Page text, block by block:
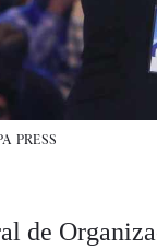
PRESS
de